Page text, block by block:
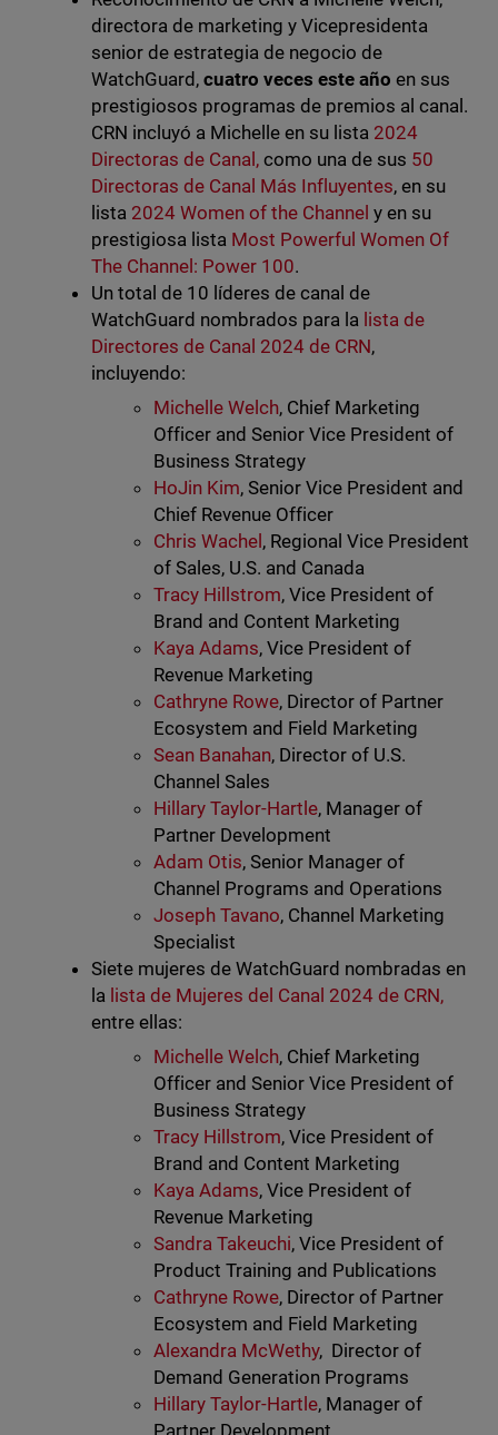
directora de marketing y Vicepresidenta
senior de estrategia de negocio de
WatchGuard, cuatro veces este año en sus
prestigiosos programas de premios al canal.
CRN incluyó a Michelle en su lista 2024
Directoras de Canal,como una de sus 50
Directoras de Canal Más Influyentes, en su
lista 2024 Women of the Channel y en su
prestigiosa lista Most Powerful Women Of
The Channel: Power 100.
Un total de 10 líderes de canal de
WatchGuard nombrados para la lista de
Directores de Canal 2024 de CRN,
incluyendo:
Michelle Welch, Chief Marketing
Officer and Senior Vice President of
Business Strategy
HoJin Kim, Senior Vice President and
Chief Revenue Officer
Chris Wachel , Regional Vice President
of Sales, U.S. and Canada
Tracy Hillstrom, Vice President of
Brand and Content Marketing
Kaya Adams, Vice President of
Revenue Marketing
Cathryne Rowe, Director of Partner
Ecosystem and Field Marketing
Sean Banahan, Director of U.S.
Channel Sales
Hillary Taylor-Hartle, Manager of
Partner Development
Adam Otis, Senior Manager of
Channel Programs and Operations
Joseph Tavano, Channel Marketing
Specialist
Siete mujeres de WatchGuard nombradas en
la lista de Mujeres del Canal 2024 de CRN,
entre ellas:
Michelle Welch, Chief Marketing
Officer and Senior Vice President of
Business Strategy
Tracy Hillstrom, Vice President of
Brand and Content Marketing
Kaya Adams, Vice President of
Revenue Marketing
Sandra Takeuchi, Vice President of
Product Training and Publications
Cathryne Rowe, Director of Partner
Ecosystem and Field Marketing
Alexandra McWethy, ​​Director of
Demand Generation Programs
Hillary Taylor-Hartle, Manager of